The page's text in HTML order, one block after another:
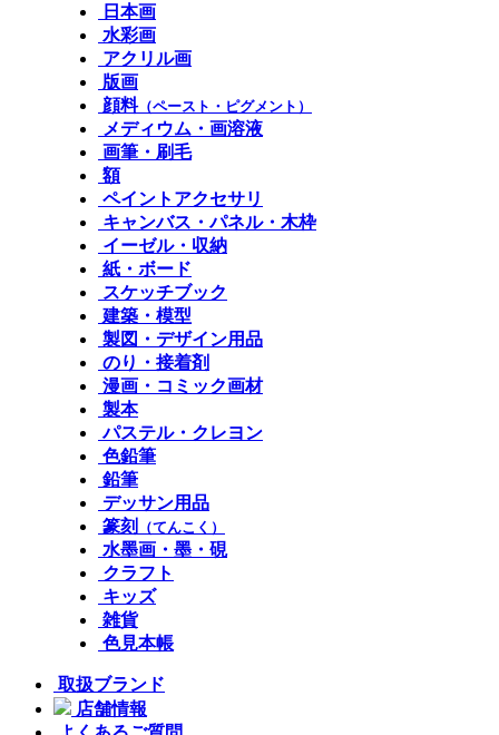
日本画
水彩画
アクリル画
版画
顔料（ペースト・ピグメント）
メディウム・画溶液
画筆・刷毛
額
ペイントアクセサリ
キャンバス・パネル・木枠
イーゼル・収納
紙・ボード
スケッチブック
建築・模型
製図・デザイン用品
のり・接着剤
漫画・コミック画材
製本
パステル・クレヨン
色鉛筆
鉛筆
デッサン用品
篆刻
（てんこく）
水墨画・墨・硯
クラフト
キッズ
雑貨
色見本帳
取扱ブランド
店舗情報